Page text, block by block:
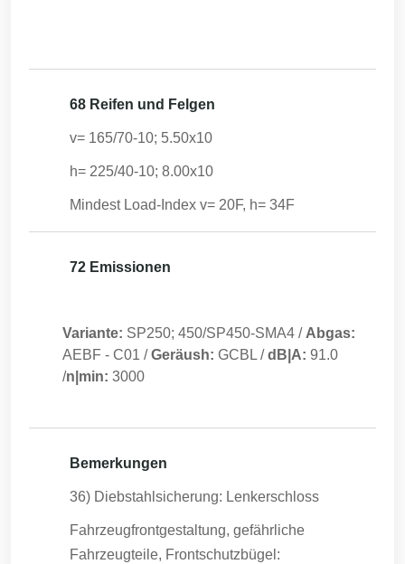
68 Reifen und Felgen
v= 165/70-10; 5.50x10
h= 225/40-10; 8.00x10
Mindest Load-Index v= 20F, h= 34F
72 Emissionen
Variante: SP250; 450/SP450-SMA4 / Abgas:
AEBF - C01 /Geräush: GCBL /dB|A: 91.0
/n|min: 3000
Bemerkungen
36) Diebstahlsicherung: Lenkerschloss
Fahrzeugfrontgestaltung, gefährliche
Fahrzeugteile, Frontschutzbügel: